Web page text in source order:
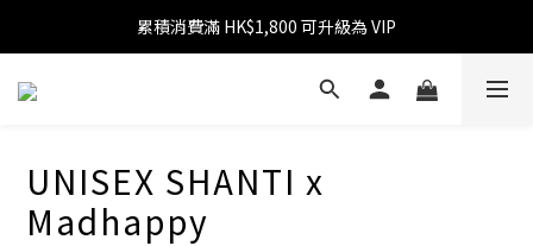
消費滿 HK$599 免運費
累積消費滿 HK$1,800 可升級為 VIP
消費滿 HK$1,800 可享 9 折優惠
UNISEX SHANTI x
Madhappy